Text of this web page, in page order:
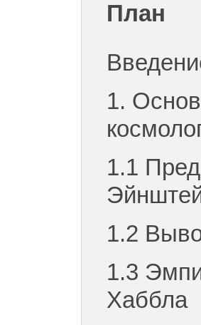
План
1.
1.1
1.2
1.3
Хаббла